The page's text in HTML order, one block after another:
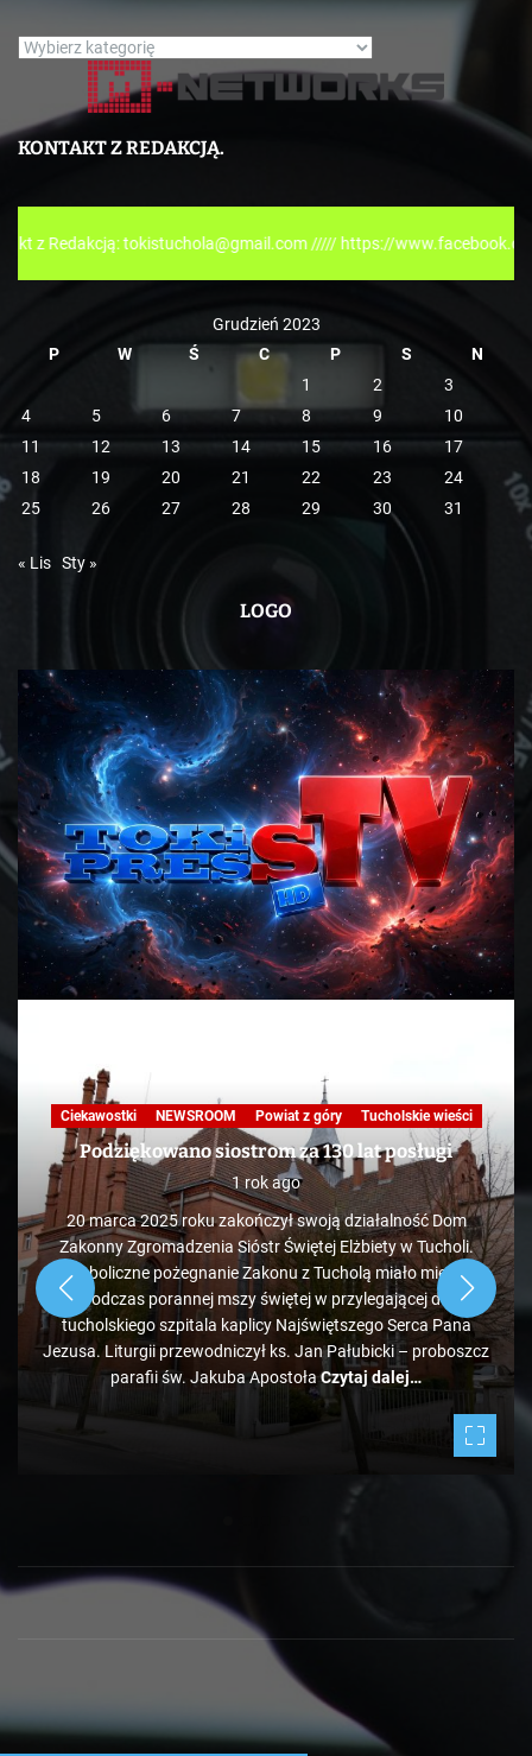
K
e
i
e
KONTAKT Z REDAKCJĄ.
tokistuchola@gmail.com ///// https://www.facebook.com/
Grudzień 2023
P
W Ś C P S
N
1
2
3
4
5 6 7 8 9
10
11
12 13 14 15 16
17
18
19 20 21 22 23
24
25
26 27 28 29 30 31
« Lis Sty »
LOGO
Ciekawostki NEWSROOM Powiat z góry Tucholskie wieści
Podziękowano siostrom za 130 lat posługi
1 rok ago
20 marca 2025 roku zakończył swoją działalność Dom
Zakonny Zgromadzenia Sióstr Świętej Elżbiety w Tucholi.
Symboliczne pożegnanie Zakonu z Tucholą miało miejsce
podczas porannej mszy świętej w przylegającej do
tucholskiego szpitala kaplicy Najświętszego Serca Pana
Jezusa. Liturgii przewodniczył ks. Jan Pałubicki – proboszcz
parafii św. Jakuba ApostołaCzytaj dalej…